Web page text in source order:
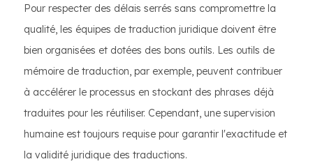
Pour respecter des délais serrés sans compromettre la
qualité, les équipes de traduction juridique doivent être
bien organisées et dotées des bons outils. Les outils de
mémoire de traduction, par exemple, peuvent contribuer
à accélérer le processus en stockant des phrases déjà
traduites pour les réutiliser. Cependant, une supervision
humaine est toujours requise pour garantir l'exactitude et
la validité juridique des traductions.